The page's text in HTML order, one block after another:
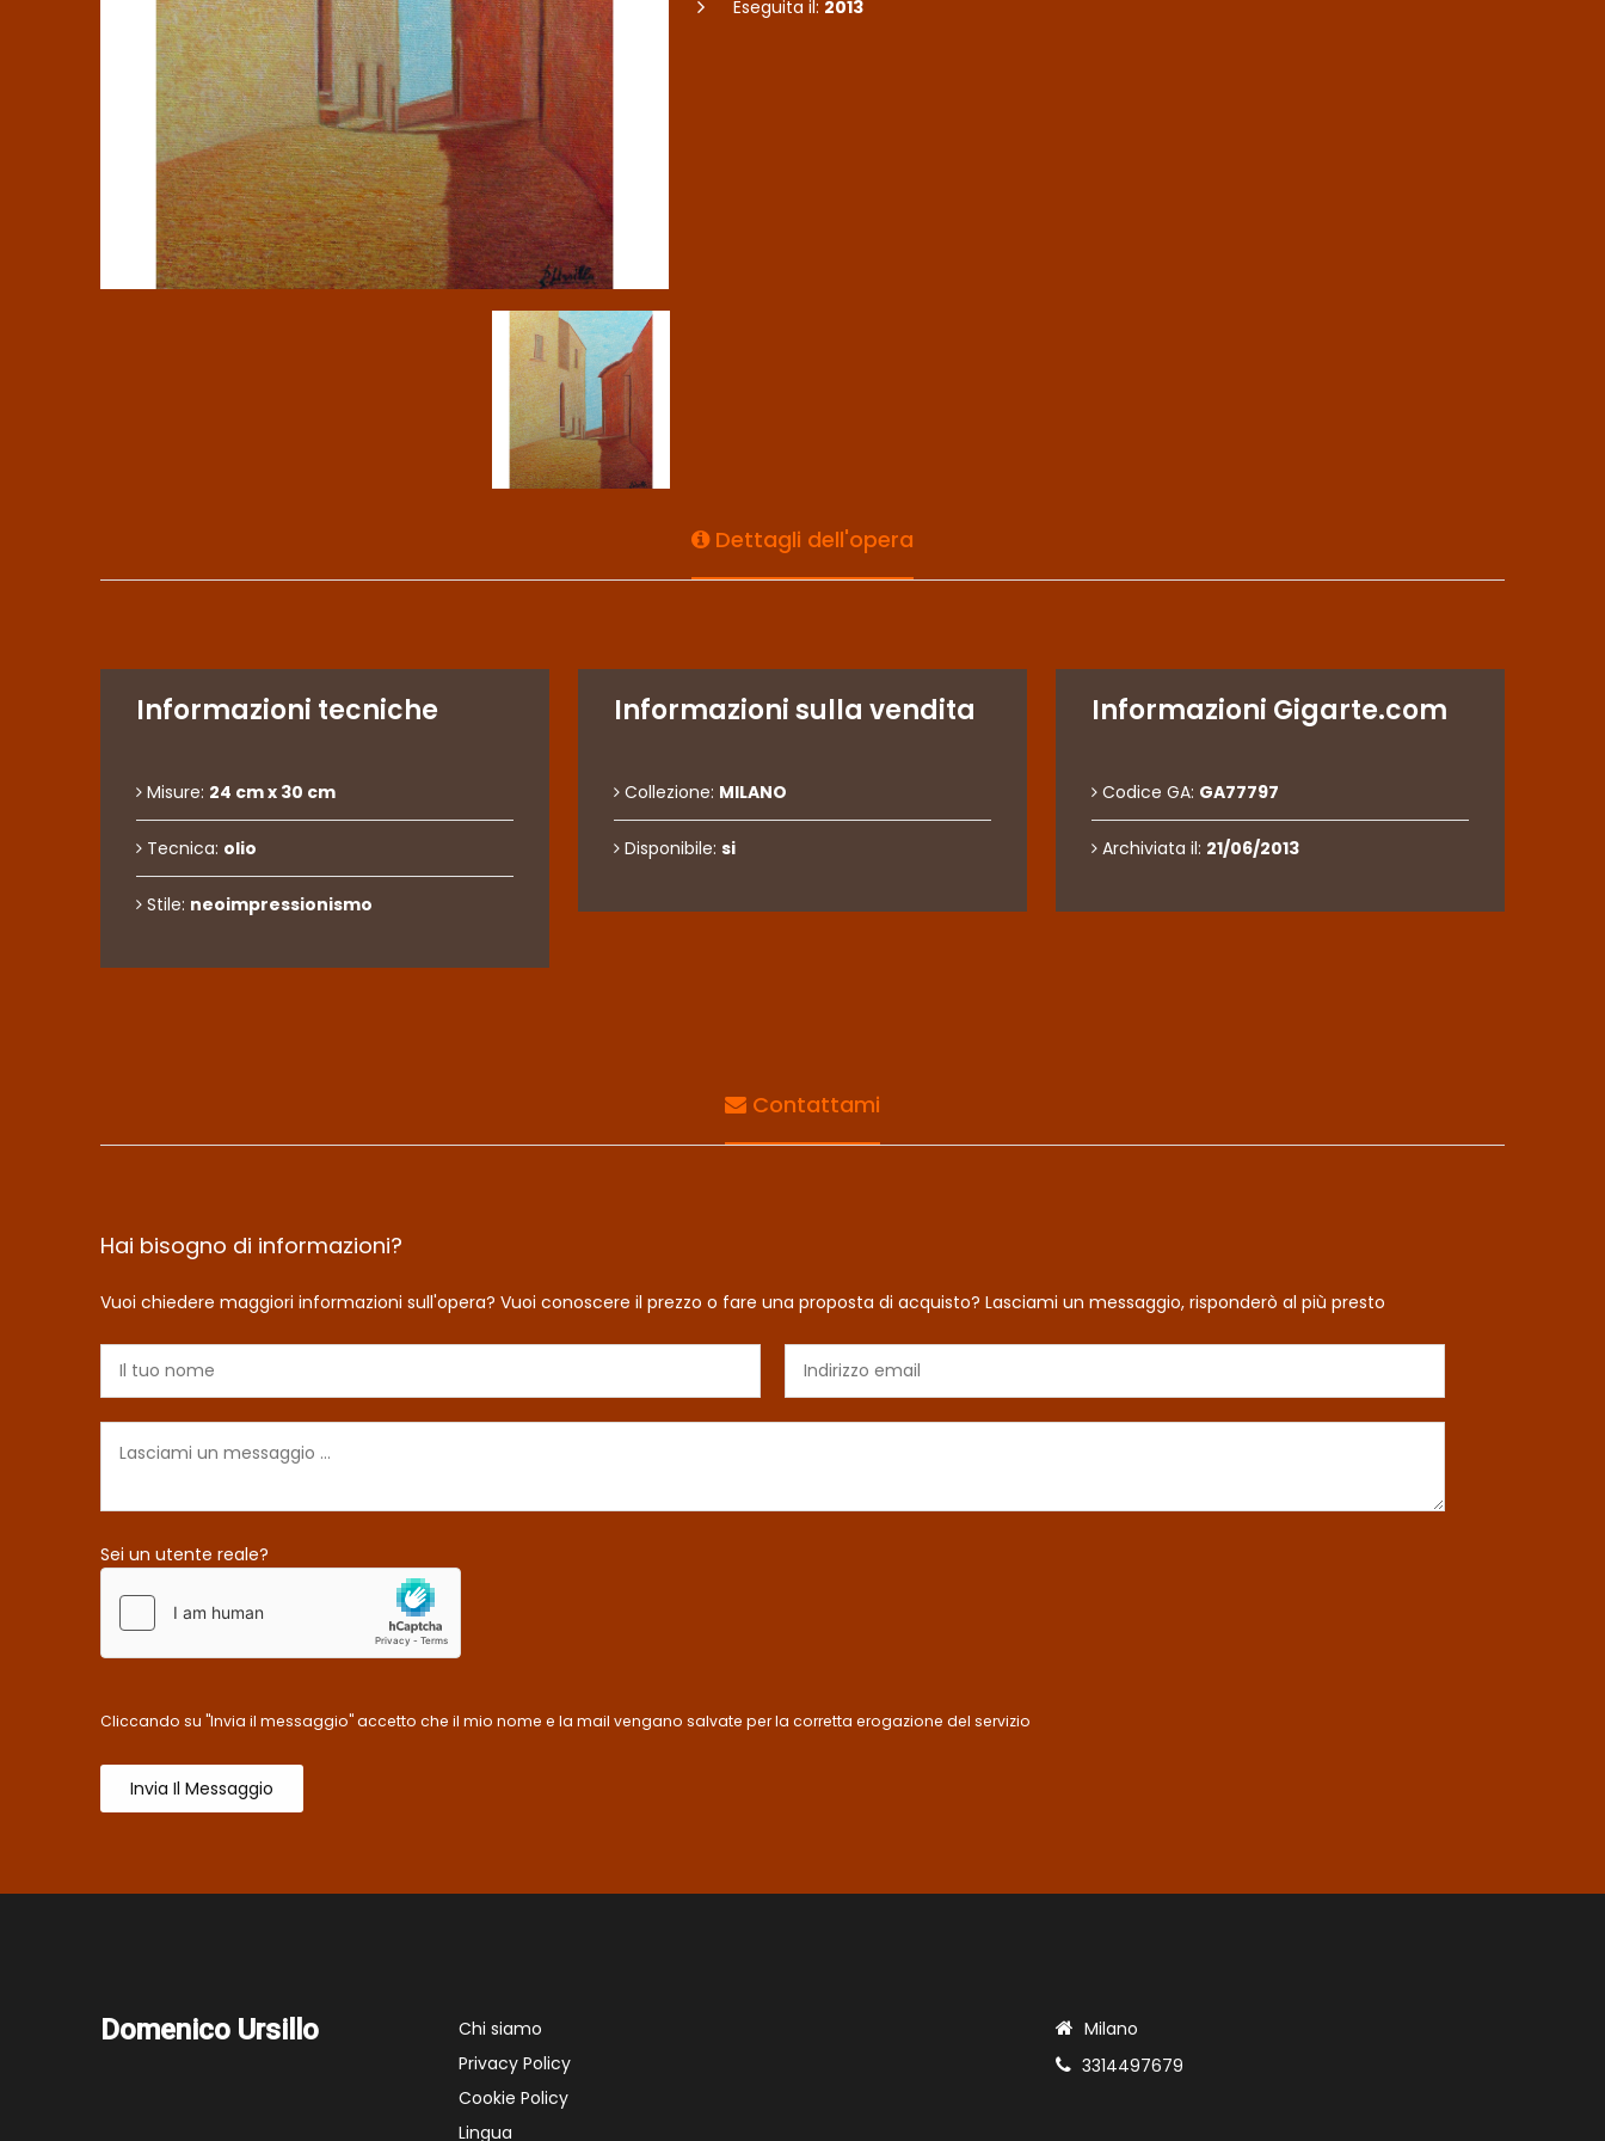
Eseguita il: 2013
Dettagli dell'opera
Informazioni tecniche
Misure: 24 cm x 30 cm
Tecnica: olio
Stile: neoimpressionismo
Informazioni sulla vendita
Collezione: MILANO
Disponibile: si
Informazioni Gigarte.com
Codice GA: GA77797
Archiviata il: 21/06/2013
Contattami
Hai bisogno di informazioni?
Vuoi chiedere maggiori informazioni sull'opera? Vuoi conoscere il prezzo o fare una proposta di acquisto? Lasciami un messaggio, risponderò al più presto
Sei un utente reale?
Cliccando su "Invia il messaggio" accetto che il mio nome e la mail vengano salvate per la corretta erogazione del servizio
Invia Il Messaggio
Domenico Ursillo
Chi siamo
Privacy Policy
Cookie Policy
Lingua
Milano
3314497679